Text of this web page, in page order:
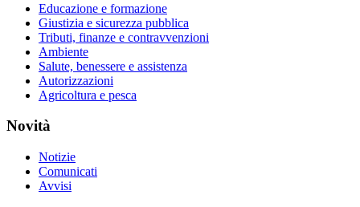
Educazione e formazione
Giustizia e sicurezza pubblica
Tributi, finanze e contravvenzioni
Ambiente
Salute, benessere e assistenza
Autorizzazioni
Agricoltura e pesca
Novità
Notizie
Comunicati
Avvisi